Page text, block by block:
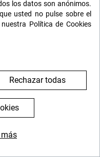
hasta 3 metros de
tener una
y Payogasta.
de los Valles
de piedra y
cal y arena que le
También
de las más
los datos son anónimos.
usted no pulse sobre el
Política de Cookies
Rechazar todas